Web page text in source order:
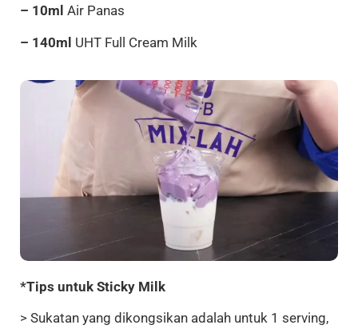
– 10ml Air Panas
– 140ml UHT Full Cream Milk
*Tips untuk Sticky Milk
> Sukatan yang dikongsikan adalah untuk 1 serving,